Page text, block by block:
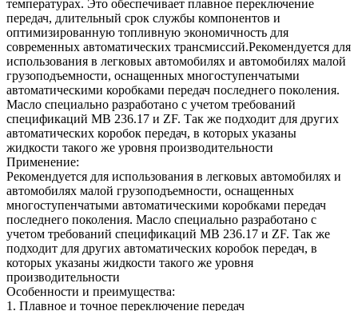
температурах. Это обеспечивает плавное переключение
передач, длительный срок службы компонентов и
оптимизированную топливную экономичность для
современных автоматических трансмиссий.Рекомендуется для
использования в легковых автомобилях и автомобилях малой
грузоподъемности, оснащенных многоступенчатыми
автоматическими коробками передач последнего поколения.
Масло специально разработано с учетом требований
спецификаций MB 236.17 и ZF. Так же подходит для других
автоматических коробок передач, в которых указаны
жидкости такого же уровня производительности
Применение:
Рекомендуется для использования в легковых автомобилях и
автомобилях малой грузоподъемности, оснащенных
многоступенчатыми автоматическими коробками передач
последнего поколения. Масло специально разработано с
учетом требований спецификаций MB 236.17 и ZF. Так же
подходит для других автоматических коробок передач, в
которых указаны жидкости такого же уровня
производительности
Особенности и преимущества:
1. Плавное и точное переключение передач